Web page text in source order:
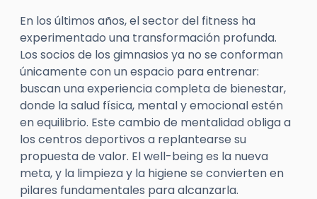
En los últimos años, el sector del fitness ha
experimentado una transformación profunda.
Los socios de los gimnasios ya no se conforman
únicamente con un espacio para entrenar:
buscanuna experiencia completa de bienestar,
donde la salud física, mental y emocional estén
en equilibrio. Este cambio de mentalidad obliga a
los centros deportivos a replantearse su
propuesta de valor. Elwell-beinges la nueva
meta, y la limpieza y la higiene se convierten en
pilares fundamentales para alcanzarla.